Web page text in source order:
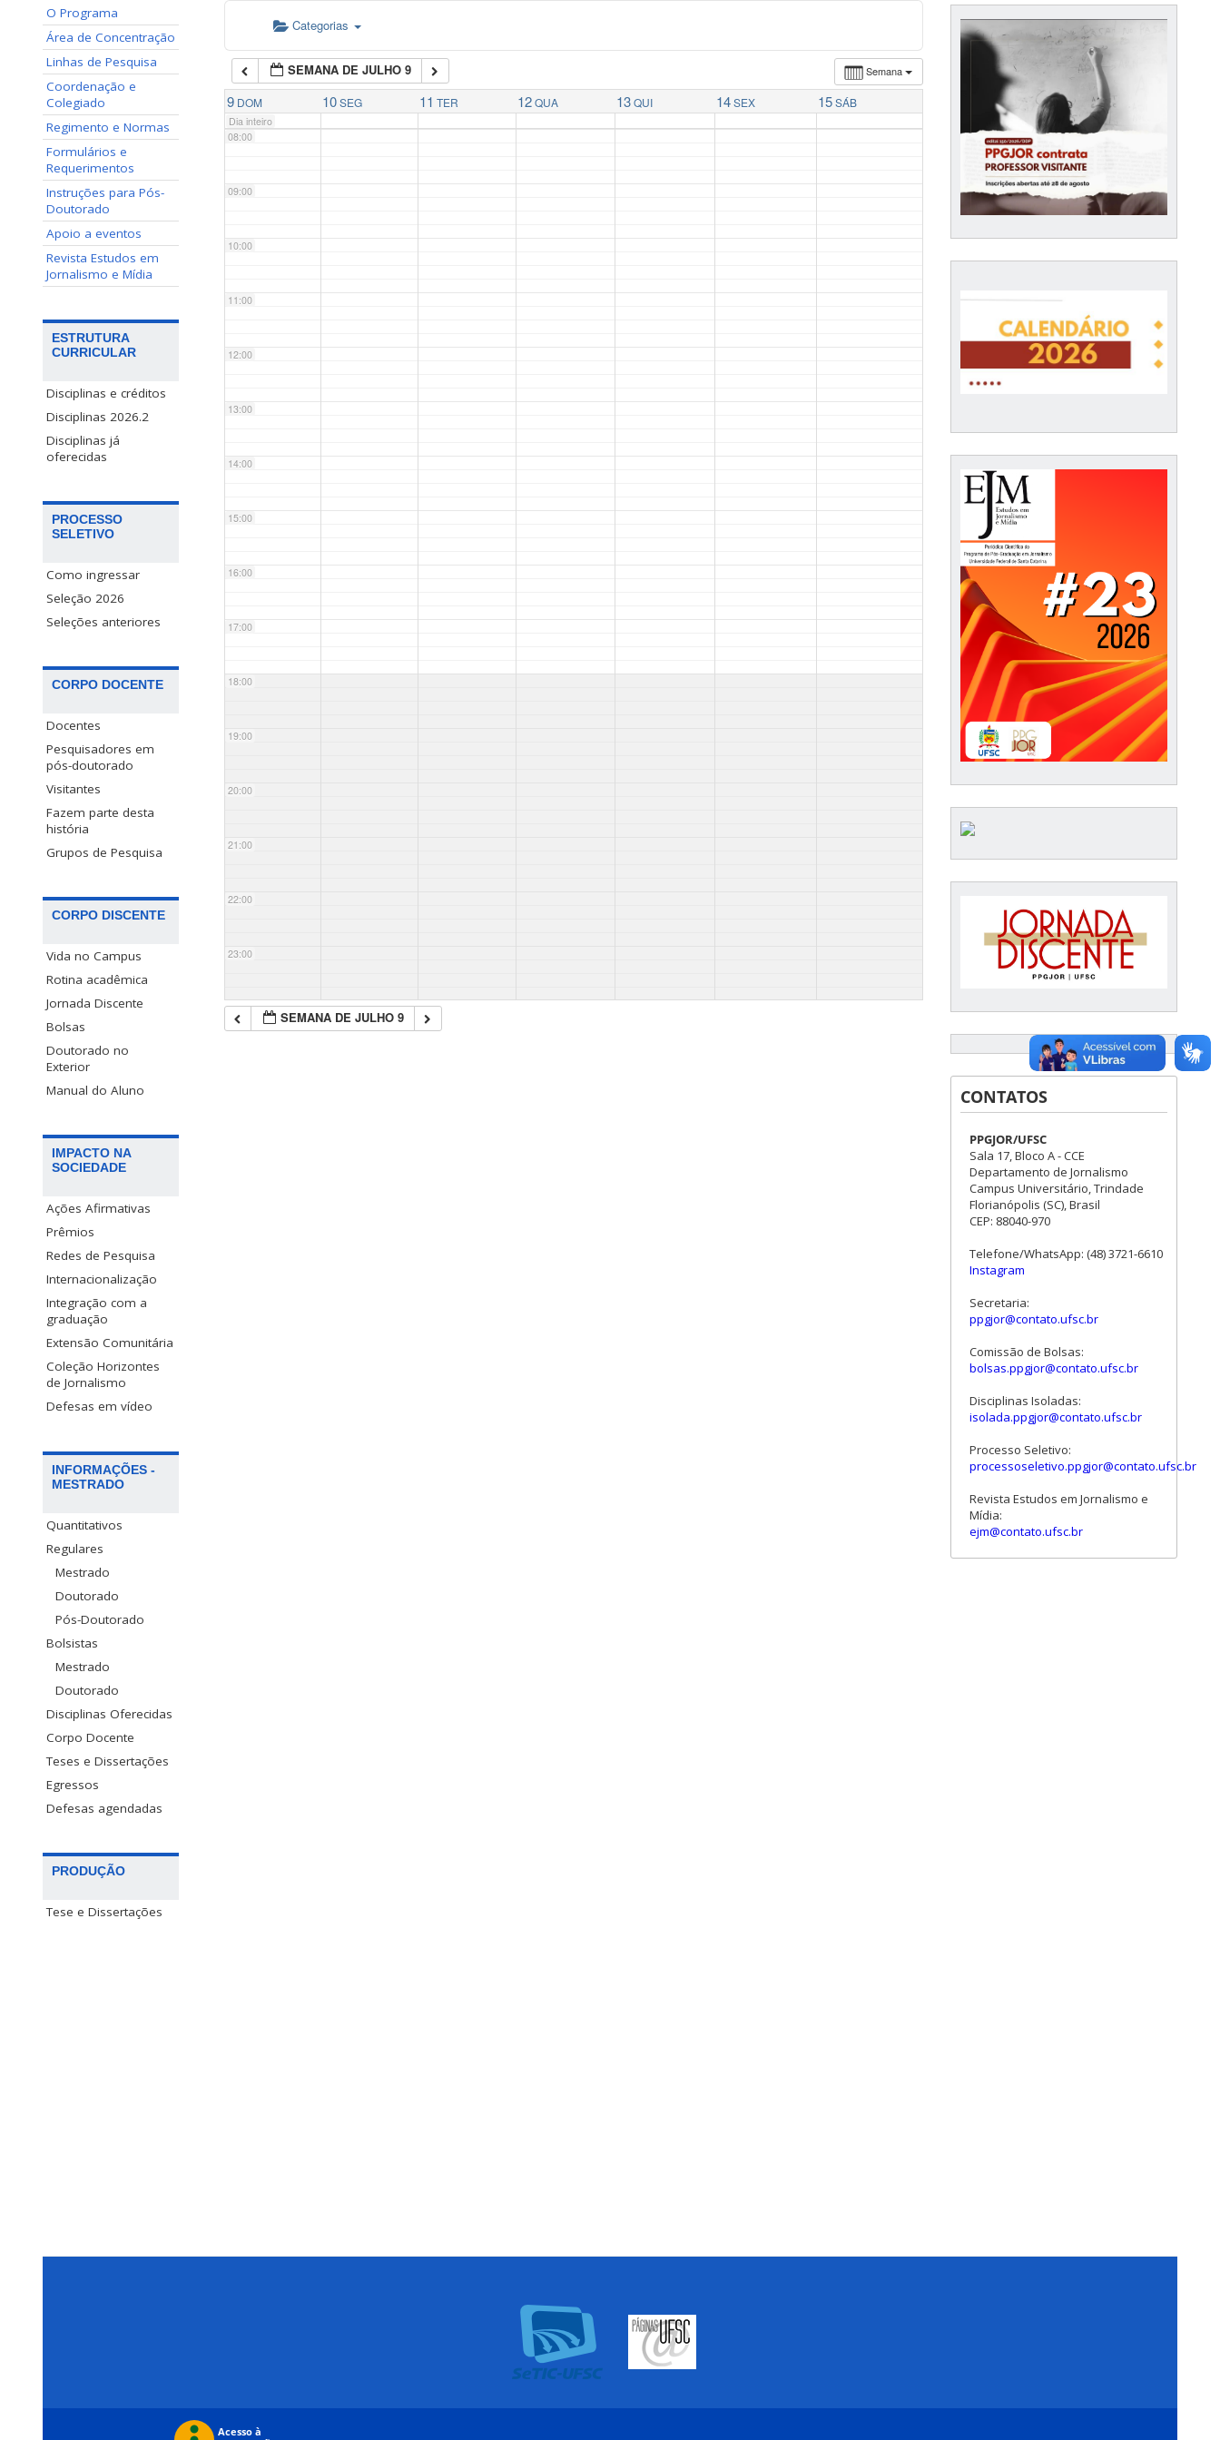
O Programa
Área de Concentração
Linhas de Pesquisa
Coordenação e
Colegiado
Regimento e Normas
Formulários e
Requerimentos
Instruções para Pós-
Doutorado
Apoio a eventos
Revista Estudos em
Jornalismo e Mídia
ESTRUTURA
CURRICULAR
Disciplinas e créditos
Disciplinas 2026.2
Disciplinas já
oferecidas
PROCESSO
SELETIVO
Como ingressar
Seleção 2026
Seleções anteriores
CORPO DOCENTE
Docentes
Pesquisadores em
pós-doutorado
Visitantes
Fazem parte desta
história
Grupos de Pesquisa
CORPO DISCENTE
Vida no Campus
Rotina acadêmica
Jornada Discente
Bolsas
Doutorado no
Exterior
Manual do Aluno
IMPACTO NA
SOCIEDADE
Ações Afirmativas
Prêmios
Redes de Pesquisa
Internacionalização
Integração com a
graduação
Extensão Comunitária
Coleção Horizontes
de Jornalismo
Defesas em vídeo
INFORMAÇÕES -
MESTRADO
Quantitativos
Regulares
Mestrado
Doutorado
Pós-Doutorado
Bolsistas
Mestrado
Doutorado
Disciplinas Oferecidas
Corpo Docente
Teses e Dissertações
Egressos
Defesas agendadas
PRODUÇÃO
Tese e Dissertações
Categorias
Semana
SEMANA DE JULHO 9
9 DOM 10 SEG 11 TER 12 QUA 13 QUI 14 SEX 15 SÁB
Dia inteiro
07:00
08:00
09:00
10:00
11:00
12:00
13:00
14:00
15:00
16:00
17:00
18:00
19:00
20:00
21:00
22:00
23:00
SEMANA DE JULHO 9
CONTATOS
PPGJOR/UFSC
Sala 17, Bloco A - CCE
Departamento de Jornalismo
Campus Universitário, Trindade
Florianópolis (SC), Brasil
CEP: 88040-970
Telefone/WhatsApp: (48) 3721-6610
Instagram
Secretaria:
ppgjor@contato.ufsc.br
Comissão de Bolsas:
bolsas.ppgjor@contato.ufsc.br
Disciplinas Isoladas:
isolada.ppgjor@contato.ufsc.br
Processo Seletivo:
processoseletivo.ppgjor@contato.ufsc.br
Revista Estudos em Jornalismo e
Mídia:
ejm@contato.ufsc.br